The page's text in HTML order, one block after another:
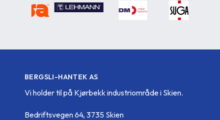
BERGSLI-HANTEK AS
Vi holder til på Kjørbekk industriområde i Skien.
Bedriftsvegen 64, 3735 Skien